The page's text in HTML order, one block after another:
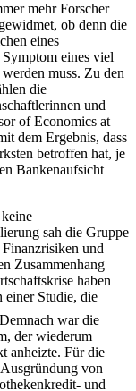
mehr Forscher
ob denn die
eines
eines viel
muss. Zu den
die
und
of Economics at
dem Ergebnis, dass
betroffen hat, je
Bankenaufsicht
sah die Gruppe
und
Zusammenhang
haben
einer Studie, die
war die
der wiederum
anheizte. Für die
von
und